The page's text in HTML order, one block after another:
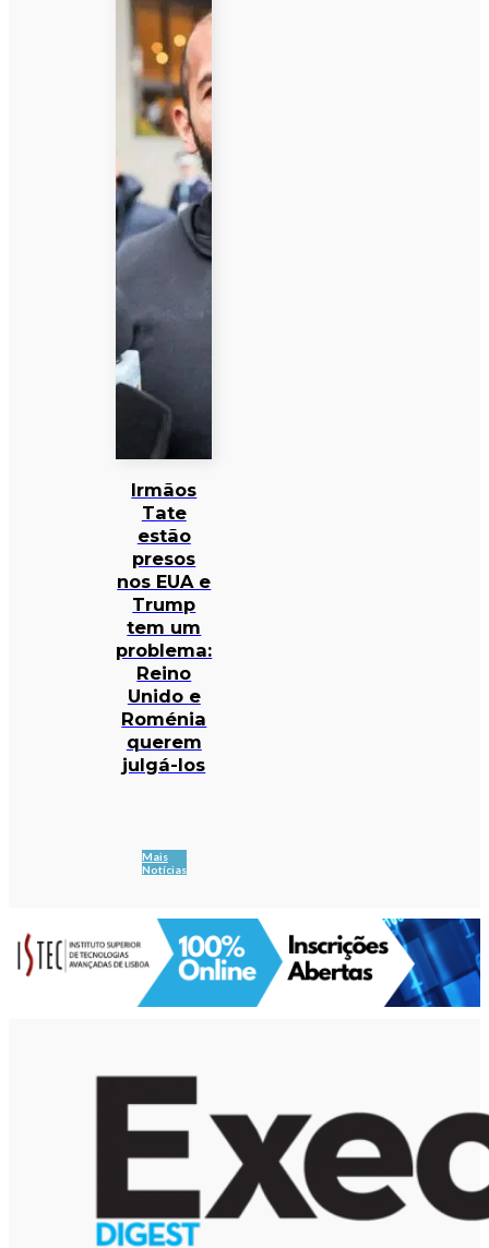
Irmãos
Tate
estão
presos
nos EUA e
Trump
tem um
problema:
Reino
Unido e
Roménia
querem
julgá-los
Mais
Notícias